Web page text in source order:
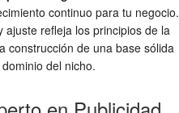
continuo para tu negocio.
ajuste refleja los principios de la
construcción de una base sólida
del nicho.